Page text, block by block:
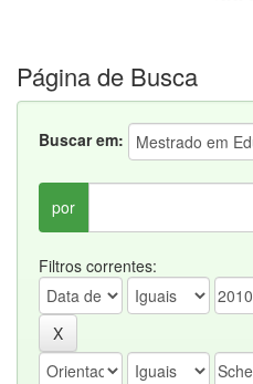
Página de Busca
Buscar em:
por
Filtros correntes: